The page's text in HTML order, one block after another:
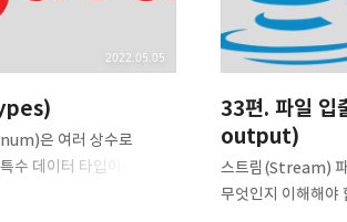
메서드를 호출할
2022.05.05
은 여러 상수로
수 데이터 타입이라고 할
33편. 파일
output)
스트림(Stream) 파
무엇인지 이해해야